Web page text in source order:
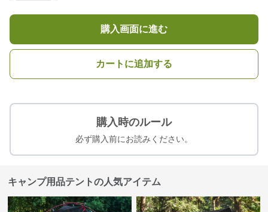
購入画面に進む
カートに追加する
購入時のルール
必ず購入前にお読みください。
キャンプ用品テントの人気アイテム